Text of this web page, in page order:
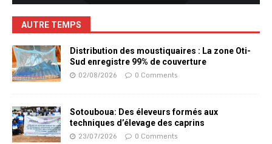
AUTRE TEMPS
Distribution des moustiquaires : La zone Oti-
Sud enregistre 99% de couverture
02/08/2026 0 Comments
Sotouboua: Des éleveurs formés aux
techniques d’élevage des caprins
23/07/2026 0 Comments